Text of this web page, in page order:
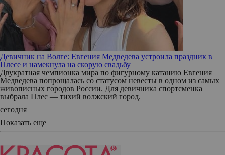
Девичник на Волге: Евгения Медведева устроила праздник в
Плесе и намекнула на скорую свадьбу
Двукратная чемпионка мира по фигурному катанию Евгения
Медведева попрощалась со статусом невесты в одном из самых
живописных городов России. Для девичника спортсменка
выбрала Плес — тихий волжский город.
сегодня
Показать еще